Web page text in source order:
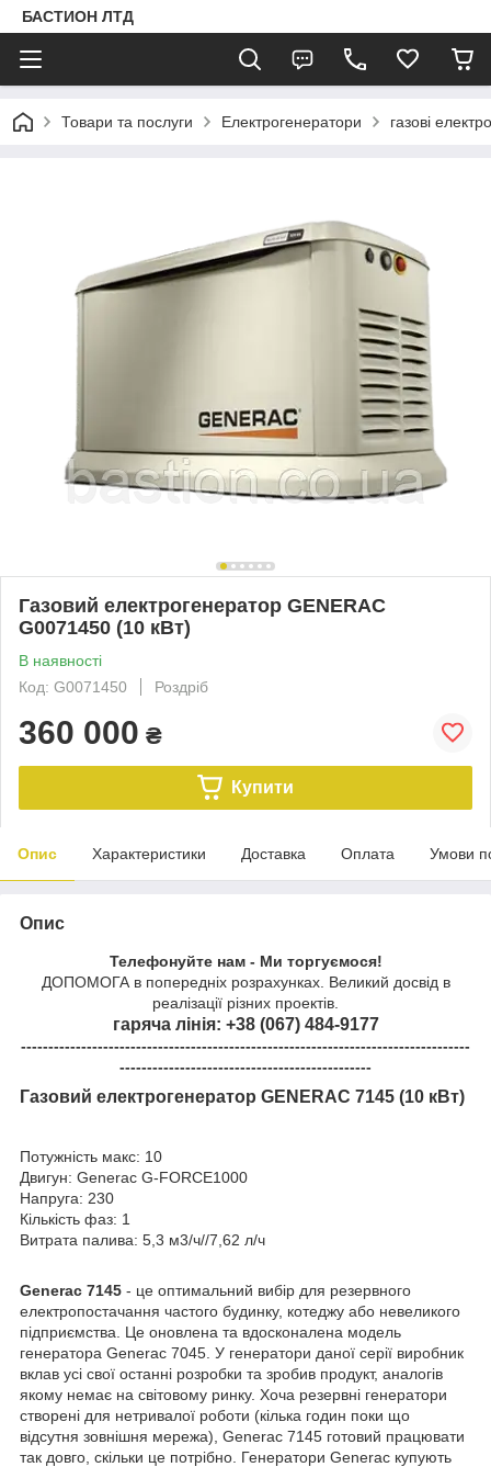
БАСТИОН ЛТД
Товари та послуги Електрогенератори газові
Газовий електрогенератор GENERAC
G0071450 (10 кВт)
В наявності
Код: G0071450
Роздріб
360 000 ₴
Купити
Опис Характеристики Доставка Оплата Умови
Опис
Телефонуйте нам - Ми торгуємося!
ДОПОМОГА в попередніх розрахунках. Великий досвід в
реалізації різних проектів.
гаряча лінія: +38 (067) 484-9177
----------------------------------------------------------------------------------
----------------------------------------------
Газовий електрогенератор GENERAC 7145 (10 кВт)
Потужність макс: 10
Двигун: Generac G-FORCE1000
Напруга: 230
Кількість фаз: 1
Витрата палива: 5,3 м3/ч//7,62 л/ч
Generac 7145 - це оптимальний вибір для резервного
електропостачання частого будинку, котеджу або невеликого
підприємства. Це оновлена та вдосконалена модель
генератора Generac 7045. У генератори даної серії виробник
вклав усі свої останні розробки та зробив продукт, аналогів
якому немає на світовому ринку. Хоча резервні генератори
створені для нетривалої роботи (кілька годин поки що
відсутня зовнішня мережа), Generac 7145 готовий працювати
так довго, скільки це потрібно. Генератори Generac купують